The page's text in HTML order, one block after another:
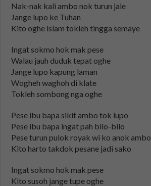
Nak-nak kali ambo nok turun jale
Jange lupo ke Tuhan
Kito oghe islam tokleh tingga semaye
Ingat sokmo hok mak pese
Walau jauh duduk tepat oghe
Jange lupo kapung laman
Wogheh waghoh di klate
Tokleh sombong nga oghe
Pese ibu bapa sikit ambo tok lupo
Pese ibu bapa ingat pah bilo-bilo
Pese turun pulok royak wi ko anok ambo
Kito harto takdok pesane jadi sako
Ingat sokmo hok mak pese
Kito susoh jange tupe oghe